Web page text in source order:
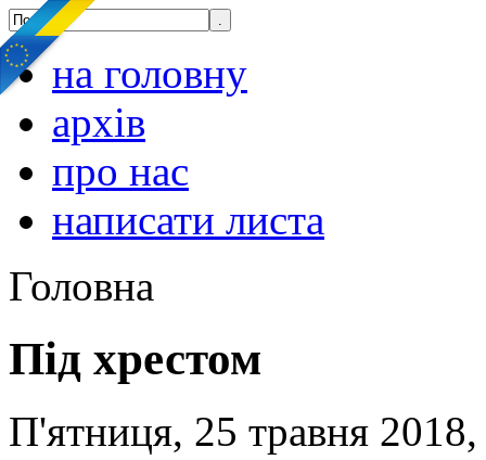
на головну
архів
про нас
написати листа
Головна
Під хрестом
П'ятниця, 25 травня